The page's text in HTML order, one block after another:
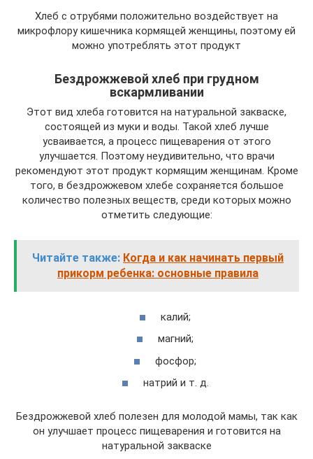
Хлеб с отрубями положительно воздействует на
микрофлору кишечника кормящей женщины, поэтому ей
можно употреблять этот продукт
Бездрожжевой хлеб при грудном
вскармливании
Этот вид хлеба готовится на натуральной закваске,
состоящей из муки и воды. Такой хлеб лучше
усваивается, а процесс пищеварения от этого
улучшается. Поэтому неудивительно, что врачи
рекомендуют этот продукт кормящим женщинам. Кроме
того, в бездрожжевом хлебе сохраняется большое
количество полезных веществ, среди которых можно
отметить следующие:
Читайте также: Когда и как начинать первый
прикорм ребенка: основные правила
калий;
магний;
фосфор;
натрий и т. д.
Бездрожжевой хлеб полезен для молодой мамы, так как
он улучшает процесс пищеварения и готовится на
натуральной закваске